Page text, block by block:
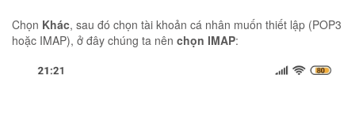
Chọn Khác, sau đó chọn tài khoản cá nhân muốn thiết lập (POP3
hoặc IMAP), ở đây chúng ta nên chọn IMAP: